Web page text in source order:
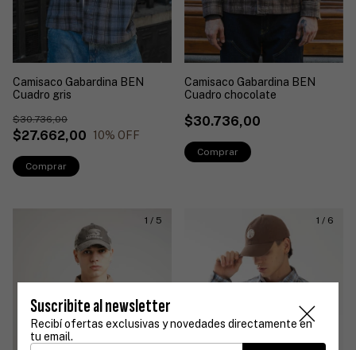
Camisaco Gabardina BEN
Cuadro gris
$27.662,00
$30.736,00
10% OFF
Comprar
Camisaco Gabardina BEN
Cuadro chocolate
$30.736,00
Comprar
1 / 5 1 / 6
Suscribite al newsletter
Recibí ofertas exclusivas y novedades directamente en
tu email.